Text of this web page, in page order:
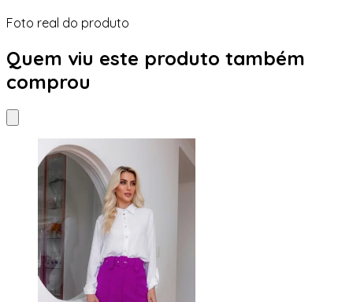
Foto real do produto
Quem viu este produto também
comprou